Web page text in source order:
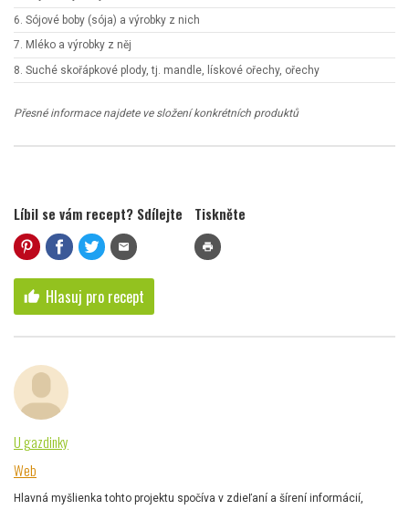
6. Sójové boby (sója) a výrobky z nich
7. Mléko a výrobky z něj
8. Suché skořápkové plody, tj. mandle, lískové ořechy, ořechy
Přesné informace najdete ve složení konkrétních produktů
Líbil se vám recept? Sdílejte
mail
Tiskněte
print
thumb_up Hlasuj pro recept
U gazdinky
Web
Hlavná myšlienka tohto projektu spočíva v zdieľaní a šírení informácií,